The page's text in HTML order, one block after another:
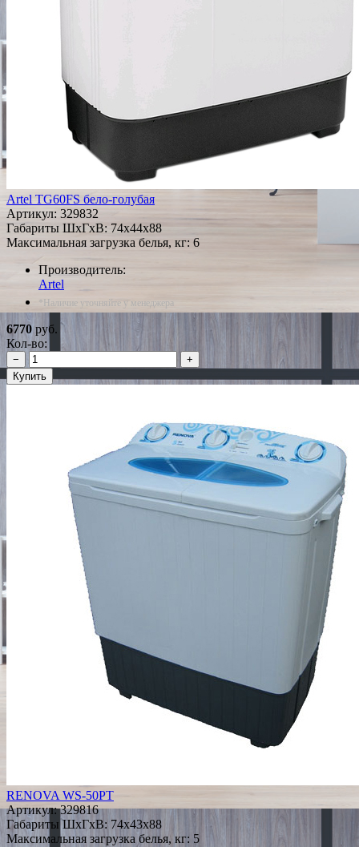
Artel TG60FS бело-голубая
Артикул: 329832
Габариты ШxГxВ: 74x44x88
Максимальная загрузка белья, кг: 6
Производитель:
Artel
*Наличие уточняйте у менеджера
6770руб.
Кол-во:
−
+
Купить
RENOVA WS-50PT
Артикул:329816
Габариты ШxГxВ: 74x43x88
Максимальная загрузка белья, кг: 5